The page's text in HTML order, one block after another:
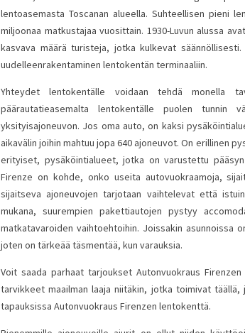
lentoasemasta Toscanan alueella. Suhteellisen pieni
miljoonaa matkustajaa vuosittain. 1930-Luvun alussa
kasvava määrä turisteja, jotka kulkevat
uudelleenrakentaminen lentokentän terminaaliin.
Yhteydet lentokentälle voidaan tehdä monella
päärautatieasemalta lentokentälle puolen tunnin
yksityisajoneuvon. Jos oma auto, on kaksi
aikavälin joihin mahtuu jopa 640 ajoneuvot. On erillinen
erityiset, pysäköintialueet, jotka on varustettu
Firenze on kohde, onko useita autovuokraamoja,
sijaitseva ajoneuvojen tarjotaan vaihtelevat että
mukana, suurempien pakettiautojen pystyy
matkatavaroiden vaihtoehtoihin. Joissakin
joten on tärkeää täsmentää, kun varauksia.
Voit saada parhaat tarjoukset Autonvuokraus
tarvikkeet maailman laaja niitäkin, jotka toimivat
tapauksissa Autonvuokraus Firenzen lentokenttä.